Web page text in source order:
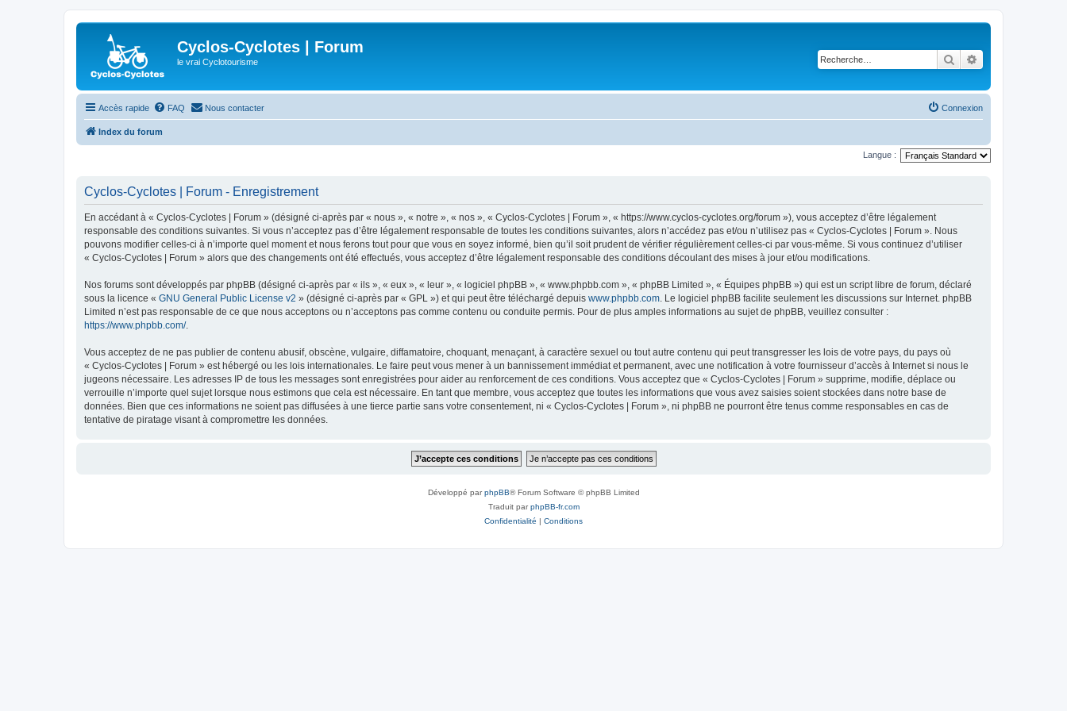
Cyclos-Cyclotes | Forum
le vrai Cyclotourisme Rechercher
Accès rapide FAQ Nous contacter Connexion
Index du forum
Langue :
Cyclos-Cyclotes | Forum - Enregistrement
En accédant à « Cyclos-Cyclotes | Forum » (désigné ci-après par « nous », « notre », « nos », « Cyclos-Cyclotes | Forum », « https://www.cyclos-cyclotes.org/forum »), vous acceptez d’être légalement
responsable des conditions suivantes. Si vous n’acceptez pas d’être légalement responsable de toutes les conditions suivantes, alors n’accédez pas et/ou n’utilisez pas « Cyclos-Cyclotes | Forum ». Nous
pouvons modifier celles-ci à n’importe quel moment et nous ferons tout pour que vous en soyez informé, bien qu’il soit prudent de vérifier régulièrement celles-ci par vous-même. Si vous continuez d’utiliser
« Cyclos-Cyclotes | Forum » alors que des changements ont été effectués, vous acceptez d’être légalement responsable des conditions découlant des mises à jour et/ou modifications.
Nos forums sont développés par phpBB (désigné ci-après par « ils », « eux », « leur », « logiciel phpBB », « www.phpbb.com », « phpBB Limited », « Équipes phpBB ») qui est un script libre de forum, déclaré
sous la licence « GNU General Public License v2 » (désigné ci-après par « GPL ») et qui peut être téléchargé depuis www.phpbb.com . Le logiciel phpBB facilite seulement les discussions sur Internet. phpBB
Limited n’est pas responsable de ce que nous acceptons ou n’acceptons pas comme contenu ou conduite permis. Pour de plus amples informations au sujet de phpBB, veuillez consulter :
https://www.phpbb.com/.
Vous acceptez de ne pas publier de contenu abusif, obscène, vulgaire, diffamatoire, choquant, menaçant, à caractère sexuel ou tout autre contenu qui peut transgresser les lois de votre pays, du pays où
« Cyclos-Cyclotes | Forum » est hébergé ou les lois internationales. Le faire peut vous mener à un bannissement immédiat et permanent, avec une notification à votre fournisseur d’accès à Internet si nous le
jugeons nécessaire. Les adresses IP de tous les messages sont enregistrées pour aider au renforcement de ces conditions. Vous acceptez que « Cyclos-Cyclotes | Forum » supprime, modifie, déplace ou
verrouille n’importe quel sujet lorsque nous estimons que cela est nécessaire. En tant que membre, vous acceptez que toutes les informations que vous avez saisies soient stockées dans notre base de
données. Bien que ces informations ne soient pas diffusées à une tierce partie sans votre consentement, ni « Cyclos-Cyclotes | Forum », ni phpBB ne pourront être tenus comme responsables en cas de
tentative de piratage visant à compromettre les données.
Développé parphpBB® Forum Software © phpBB Limited
Traduit parphpBB-fr.com
Confidentialité | Conditions